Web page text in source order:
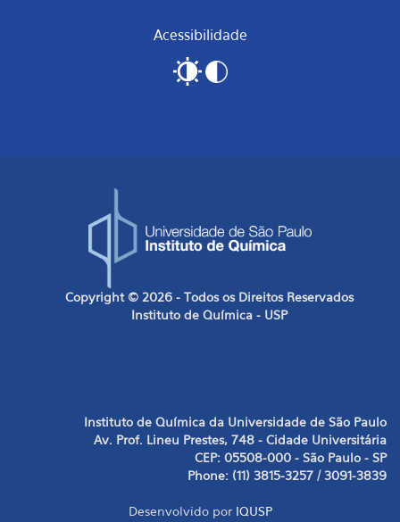
Acessibilidade
Copyright © 2026 - Todos os Direitos Reservados
Instituto de Química - USP
Instituto de Química da Universidade de São Paulo
Av. Prof. Lineu Prestes, 748 - Cidade Universitária
CEP: 05508-000 - São Paulo - SP
Phone: (11) 3815-3257 / 3091-3839
Desenvolvido por IQUSP